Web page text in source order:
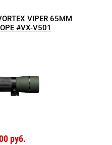
VIPER 65MM
#VX-V501
руб.